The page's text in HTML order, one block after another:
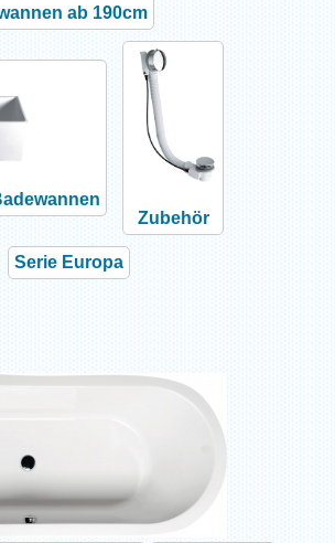
ab 190cm
Zubehör
Serie Europa